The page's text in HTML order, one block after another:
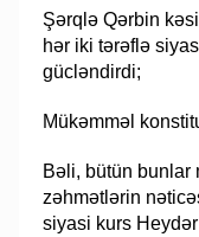
Şərqlə Qərbin
hər iki tərəflə
gücləndirdi;
Mükəmməl
Bəli, bütün
zəhmətlərin
siyasi kurs